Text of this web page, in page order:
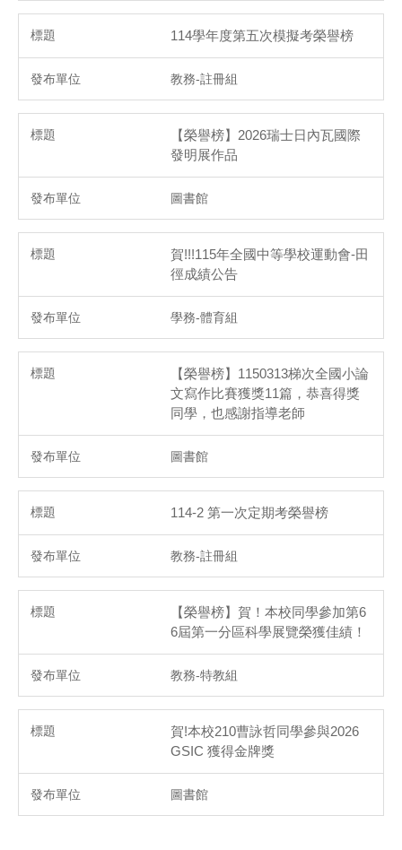
114學年度第五次模擬考榮譽榜
教務-註冊組
【榮譽榜】2026瑞士日內瓦國際
發明展作品
圖書館
賀!!!115年全國中等學校運動會-田
徑成績公告
學務-體育組
【榮譽榜】1150313梯次全國小論
文寫作比賽獲獎11篇，恭喜得獎
同學，也感謝指導老師
圖書館
114-2 第一次定期考榮譽榜
教務-註冊組
【榮譽榜】賀！本校同學參加第6
6屆第一分區科學展覽榮獲佳績！
教務-特教組
賀!本校210曹詠哲同學參與2026
GSIC 獲得金牌獎
圖書館